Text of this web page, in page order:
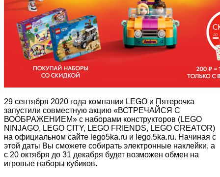
29 сентября 2020 года компании LEGO и Пятерочка
запустили совместную акцию «ВСТРЕЧАЙСЯ С
ВООБРАЖЕНИЕМ» с наборами конструкторов (LEGO
NINJAGO, LEGO CITY, LEGO FRIENDS, LEGO CREATOR)
на официальном сайте lego5ka.ru и lego.5ka.ru. Начиная с
этой даты Вы сможете собирать электронные наклейки, а
с 20 октября до 31 декабря будет возможен обмен на
игровые наборы кубиков.